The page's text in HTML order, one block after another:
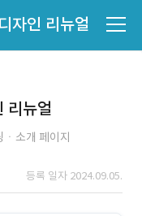
자인 리뉴얼
리뉴얼
ㆍ소개 페이지
등록 일자 2024.09.05.